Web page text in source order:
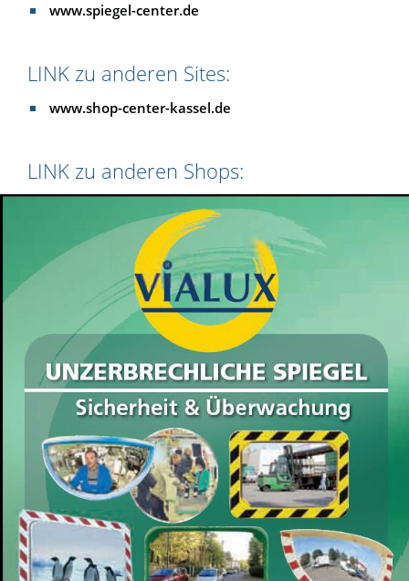
www.spiegel-center.de
LINK zu anderen Sites:
www.shop-center-kassel.de
LINK zu anderen Shops: